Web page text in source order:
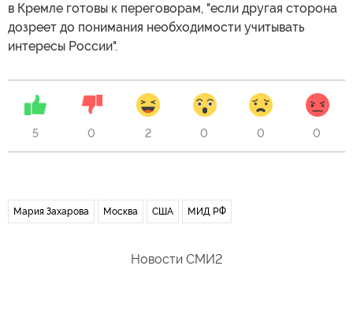
в Кремле готовы к переговорам, "если другая сторона
дозреет до понимания необходимости учитывать
интересы России".
5 0 2 0 0 0
Мария Захарова Москва США МИД РФ
Новости СМИ2